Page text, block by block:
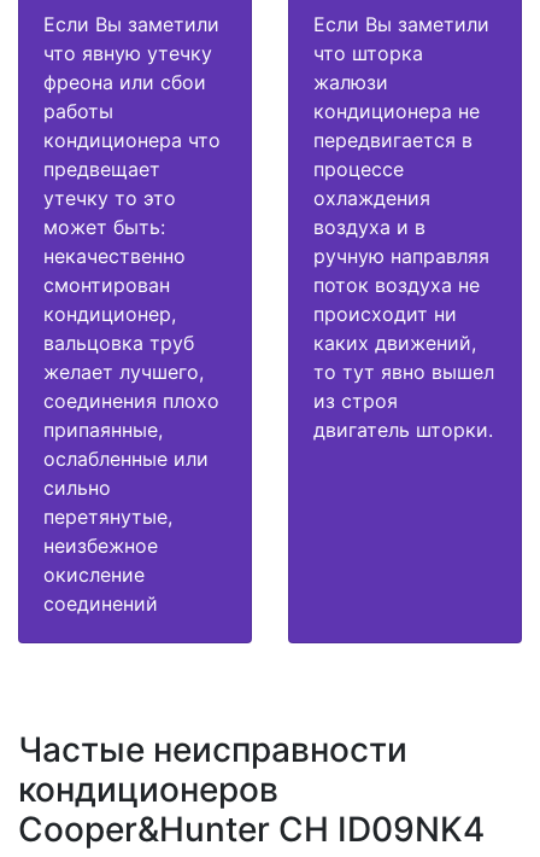
Если Вы заметили
что явную утечку
фреона или сбои
работы
кондиционера что
предвещает
утечку то это
может быть:
некачественно
смонтирован
кондиционер,
вальцовка труб
желает лучшего,
соединения плохо
припаянные,
ослабленные или
сильно
перетянутые,
неизбежное
окисление
соединений
Если Вы заметили
что шторка
жалюзи
кондиционера не
передвигается в
процессе
охлаждения
воздуха и в
ручную направляя
поток воздуха не
происходит ни
каких движений,
то тут явно вышел
из строя
двигатель шторки.
Частые неисправности
кондиционеров
Cooper&Hunter CH ID09NK4